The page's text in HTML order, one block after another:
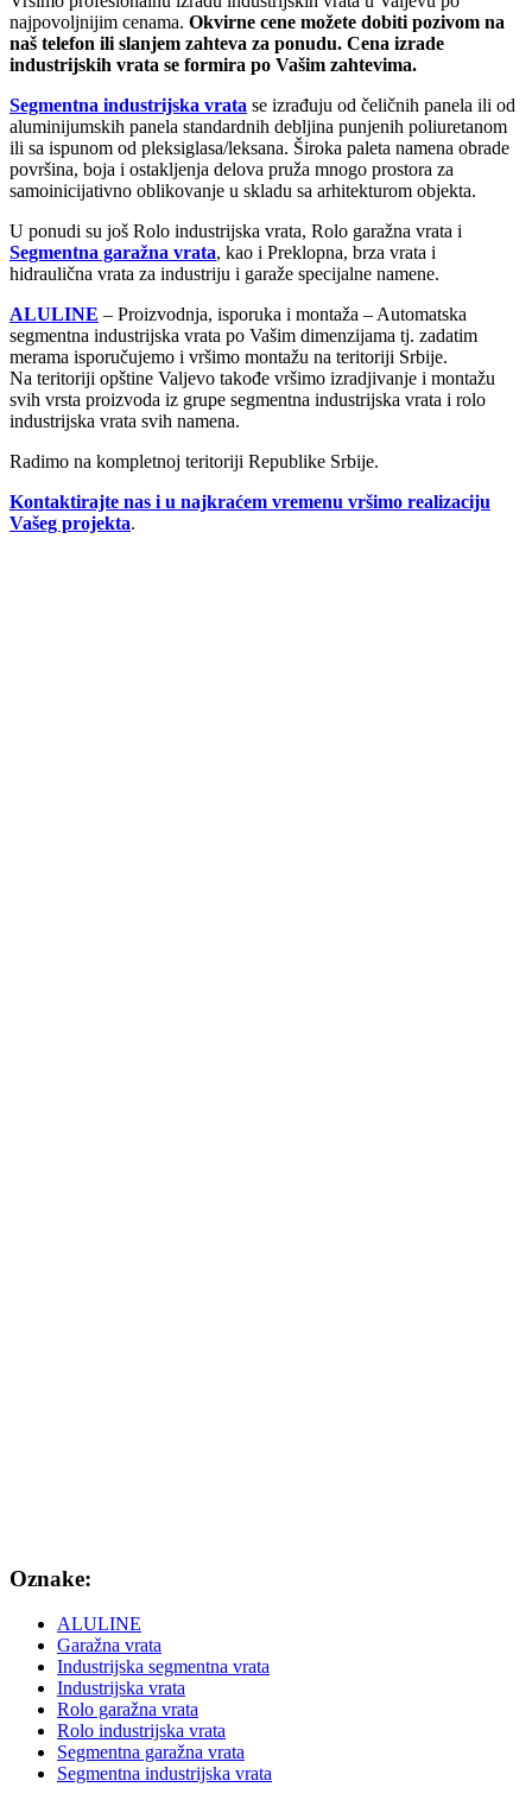
najpovoljnijim cenama. Okvirne cene možete dobiti pozivom na
naš telefon ili slanjem zahteva za ponudu. Cena izrade
industrijskih vrata se formira po Vašim zahtevima.
Segmentna industrijska vrata se izrađuju od čeličnih panela ili od
aluminijumskih panela standardnih debljina punjenih poliuretanom
ili sa ispunom od pleksiglasa/leksana. Široka paleta namena obrade
površina, boja i ostakljenja delova pruža mnogo prostora za
samoinicijativno oblikovanje u skladu sa arhitekturom objekta.
U ponudi su još Rolo industrijska vrata, Rolo garažna vrata i
Segmentna garažna vrata, kao i Preklopna, brza vrata i
hidraulična vrata za industriju i garaže specijalne namene.
ALULINE – Proizvodnja, isporuka i montaža – Automatska
segmentna industrijska vrata po Vašim dimenzijama tj. zadatim
merama isporučujemo i vršimo montažu na teritoriji Srbije.
Na teritoriji opštine Valjevo takođe vršimo izradjivanje i montažu
svih vrsta proizvoda iz grupe segmentna industrijska vrata i rolo
industrijska vrata svih namena.
Radimo na kompletnoj teritoriji Republike Srbije.
Kontaktirajte nas i u najkraćem vremenu vršimo realizaciju
Vašeg projekta.
Oznake:
ALULINE
Garažna vrata
Industrijska segmentna vrata
Industrijska vrata
Rolo garažna vrata
Rolo industrijska vrata
Segmentna garažna vrata
Segmentna industrijska vrata